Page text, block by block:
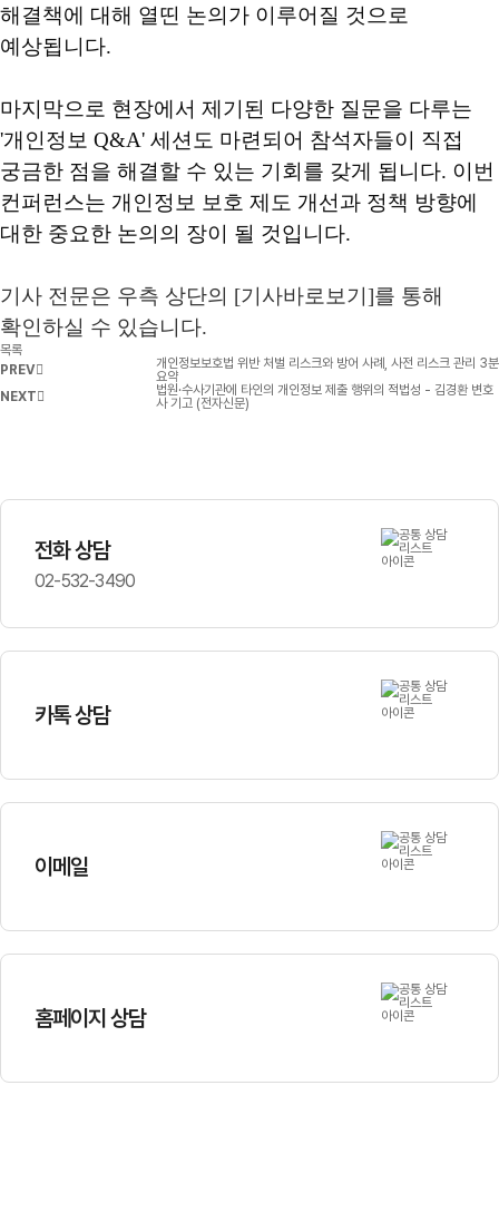
해결책에 대해 열띤 논의가 이루어질 것으로
예상됩니다.
마지막으로 현장에서 제기된 다양한 질문을 다루는
'개인정보 Q&A' 세션도 마련되어 참석자들이 직접
궁금한 점을 해결할 수 있는 기회를 갖게 됩니다. 이번
컨퍼런스는 개인정보 보호 제도 개선과 정책 방향에
대한 중요한 논의의 장이 될 것입니다.
기사 전문은 우측 상단의 [기사바로보기 ]를 통해
확인하실 수 있습니다.
목록
PREV
개인정보보호법 위반 처벌 리스크와 방어 사례, 사전 리스크 관리 3분
요약
NEXT
법원·수사기관에 타인의 개인정보 제출 행위의 적법성 - 김경환 변호
사 기고 (전자신문)
전화 상담
02-532-3490
카톡 상담
이메일
홈페이지 상담